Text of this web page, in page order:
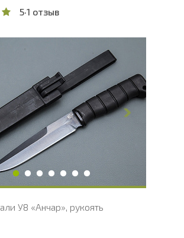
5·1 отзыв
150
мм
37
обуха, мм
3
мм
31
мм
рукояти, мм
клинка, HRC
У8 «Анчар», рукоять